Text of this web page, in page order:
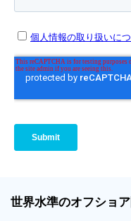
世界水準のオフショア